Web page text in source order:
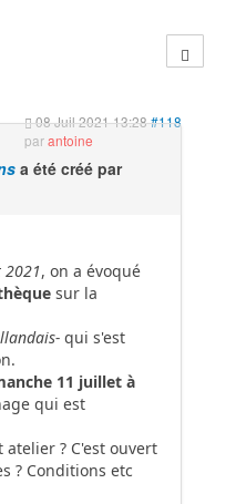
08 Juil 2021 13:28#118
parantoine
a été créé par
, on a évoqué
sur la
qui s'est
11 juillet à
qui est
atelier ? C'est ouvert
? Conditions etc